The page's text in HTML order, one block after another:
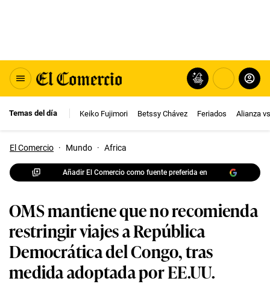
Temas del día Keiko Fujimori Betssy Chávez Feriados Alianza
El Comercio · Mundo · Africa
Añadir El Comercio como fuente preferida en
OMS mantiene que no recomienda
restringir viajes a República
Democrática del Congo, tras
medida adoptada por EE.UU.